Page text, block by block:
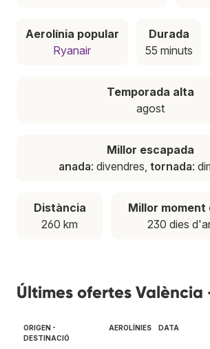
Aerolínia popular
Ryanair
Durada
55 minuts
Temporada alta
agost
Millor escapada
anada: divendres, tornada:
Distància
260 km
Millor moment
230 dies
Últimes ofertes València
ORIGEN -
DESTINACIÓ
AEROLÍNIES DATA